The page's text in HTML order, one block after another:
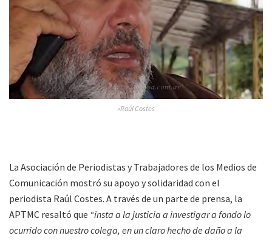
»Raúl Costes
La Asociación de Periodistas y Trabajadores de los Medios de
Comunicación mostró su apoyo y solidaridad con el
periodista Raúl Costes. A través de un parte de prensa, la
APTMC resaltó que “insta a la justicia a investigar a fondo lo
ocurrido con nuestro colega, en un claro hecho de daño a la